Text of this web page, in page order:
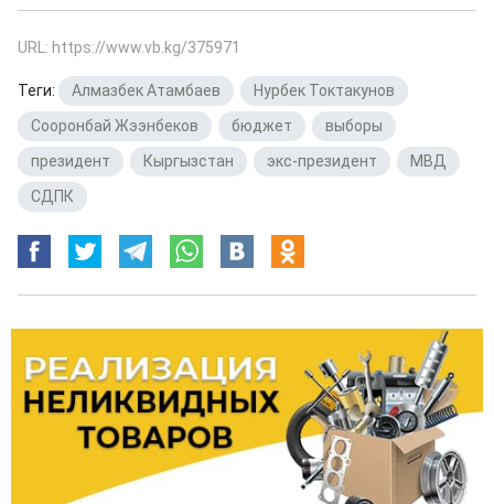
URL: https://www.vb.kg/375971
Теги: Алмазбек Атамбаев Нурбек Токтакунов
Сооронбай Жээнбеков
бюджет выборы
президент
Кыргызстан экс-президент МВД
СДПК